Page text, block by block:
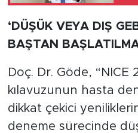
‘DÜŞÜK VEYA DIŞ
BAŞTAN
Doç. Dr. Göde,
kılavuzunun hasta
dikkat çekici
deneme sürecinde